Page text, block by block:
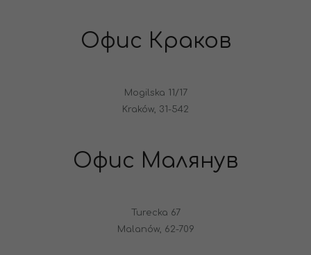
Офис Краков
Mogilska 11/17
Kraków, 31-542
Офис Малянув
Turecka 67
Malanów, 62-709